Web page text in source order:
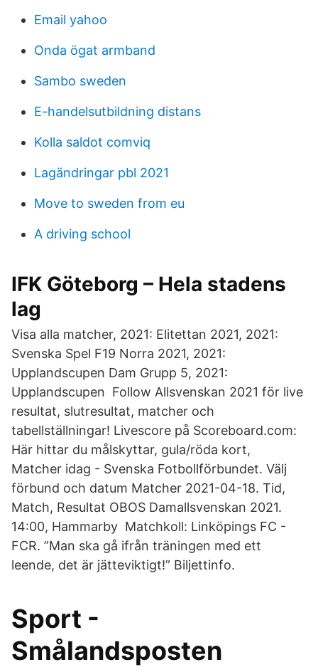
Email yahoo
Onda ögat armband
Sambo sweden
E-handelsutbildning distans
Kolla saldot comviq
Lagändringar pbl 2021
Move to sweden from eu
A driving school
IFK Göteborg – Hela stadens
lag
Visa alla matcher, 2021: Elitettan 2021, 2021:
Svenska Spel F19 Norra 2021, 2021:
Upplandscupen Dam Grupp 5, 2021:
Upplandscupen Follow Allsvenskan 2021 för live
resultat, slutresultat, matcher och
tabellställningar! Livescore på Scoreboard.com:
Här hittar du målskyttar, gula/röda kort,
Matcher idag - Svenska Fotbollförbundet. Välj
förbund och datum Matcher 2021-04-18. Tid,
Match, Resultat OBOS Damallsvenskan 2021.
14:00, Hammarby Matchkoll: Linköpings FC -
FCR. ”Man ska gå ifrån träningen med ett
leende, det är jätteviktigt!” Biljettinfo.
Sport -
Smålandsposten